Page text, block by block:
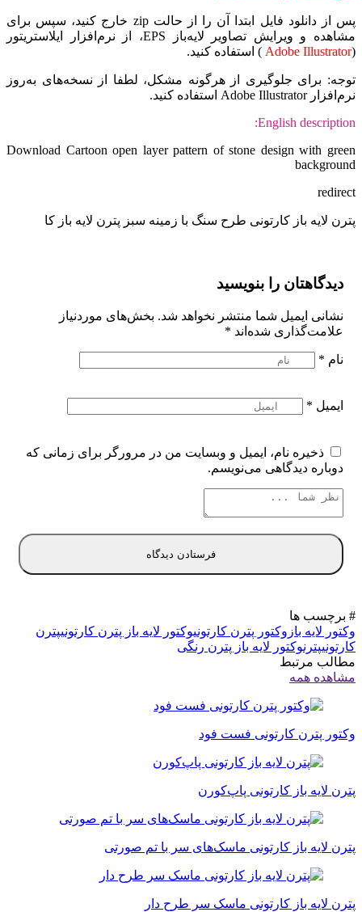
پس از دانلود فایل ابتدا آن را از حالت zip خارج کنید، سپس برای
مشاهده و ویرایش تصاویر لایه‌باز EPS، از نرم‌افزار ایلاستریتور
(
Adobe Illustrator ) استفاده کنید.
توجه: برای جلوگیری از هرگونه مشکل، لطفا از نسخه‌های به‌روز
نرم‌افزار Adobe Illustrator استفاده کنید.
English description:
Download Cartoon open layer pattern of stone design with green
background
redirect
پترن لایه باز کارتونی طرح سنگ‌ با زمینه سبز پترن لایه باز کا
دیدگاهتان را بنویسید
نشانی ایمیل شما منتشر نخواهد شد. بخش‌های موردنیاز
علامت‌گذاری شده‌اند *
نام *
ایمیل *
ذخیره نام، ایمیل و وبسایت من در مرورگر برای زمانی که
دوباره دیدگاهی می‌نویسم.
# برچسب ها
وکتور لایه باز وکتور پترن کارتونیوکتور لایه باز پترن کارتونیپترن
کارتونیپترنوکتور لایه باز پترن رنگی
مطالب مرتبط
مشاهده همه
وکتور پترن کارتونی فست فود
پترن لایه باز کارتونی پاپ‌کورن
پترن لایه باز کارتونی ماسک‌های سر با تم صورتی
پترن لایه باز کارتونی ماسک سر طرح دار